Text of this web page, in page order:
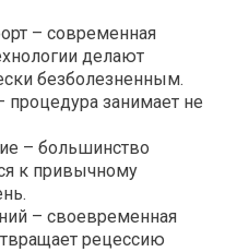
– современная
делают
безболезненным.
занимает не
– большинство
к привычному
– своевременная
рецессию